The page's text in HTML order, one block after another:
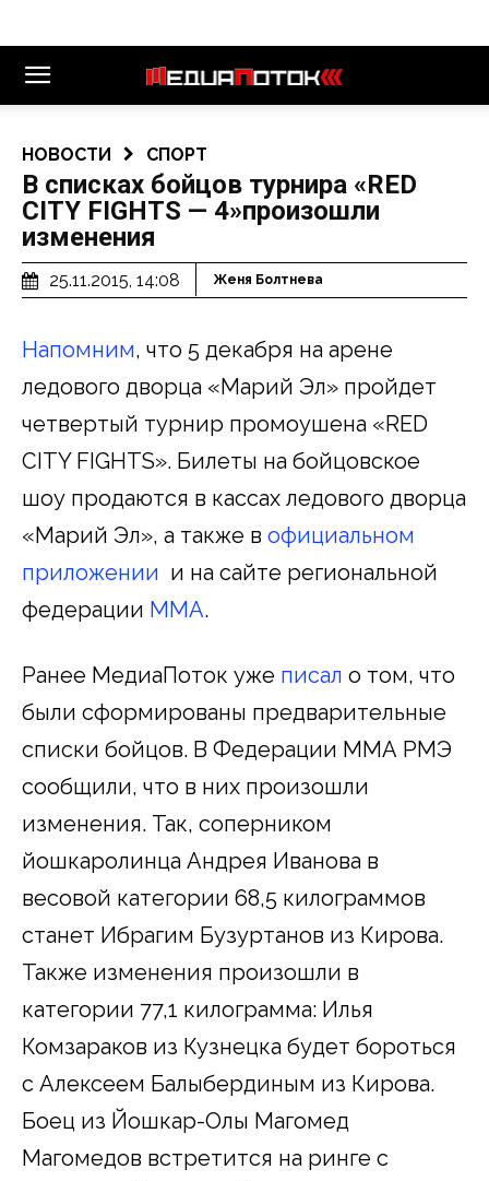
НОВОСТИ СПОРТ
В списках бойцов турнира «RED
CITY FIGHTS — 4»произошли
изменения
25.11.2015, 14:08 Женя Болтнева
Напомним, что 5 декабря на арене
ледового дворца «Марий Эл» пройдет
четвертый турнир промоушена «RED
CITY FIGHTS». Билеты на бойцовское
шоу продаются в кассах ледового дворца
«Марий Эл», а также в официальном
приложении и на сайте региональной
федерации MMA.
Ранее МедиаПоток уже писал о том, что
были сформированы предварительные
списки бойцов. В Федерации ММА РМЭ
сообщили, что в них произошли
изменения. Так, соперником
йошкаролинца Андрея Иванова в
весовой категории 68,5 килограммов
станет Ибрагим Бузуртанов из Кирова.
Также изменения произошли в
категории 77,1 килограмма: Илья
Комзараков из Кузнецка будет бороться
с Алексеем Балыбердиным из Кирова.
Боец из Йошкар-Олы Магомед
Магомедов встретится на ринге с